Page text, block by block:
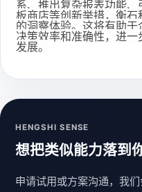
系、推出复杂报表功能
板商店等创新举措，衡
的洞察体验。这将有助
决策效率和准确性，进
发展。
HENGSHI SENSE
想把类似能力落到
申请试用或方案沟通，我